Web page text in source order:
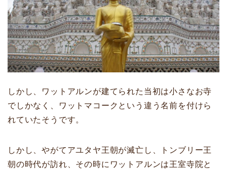
しかし、ワットアルンが建てられた当初は小さなお寺
でしかなく、ワットマコークという違う名前を付けら
れていたそうです。
しかし、やがてアユタヤ王朝が滅亡し、トンブリー王
朝の時代が訪れ、その時にワットアルンは王室寺院と